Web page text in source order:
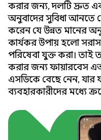
করার জন্য, দলটি দ্রুত
অনুবাদের সুবিধা আনতে
করেন যে উন্নত মানের
কার্যকর উপায় হলো
পরিষেবা যুক্ত করা। তাই
করার জন্য ফায়ারবেস
এসডিকে বেছে নেন, যার
ব্যবহারকারীদের মধ্যে